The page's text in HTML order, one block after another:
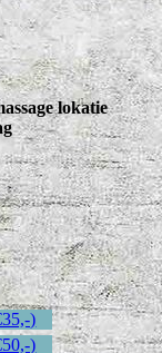
lokatie
)
)